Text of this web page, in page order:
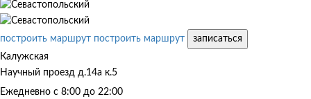
построить маршрут построить маршрут
записаться
Калужская
Научный проезд д.14а к.5
Ежедневно с 8:00 до 22:00